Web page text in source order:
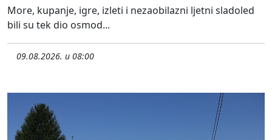
More, kupanje, igre, izleti i nezaobilazni ljetni sladoled
bili su tek dio osmod...
09.08.2026. u 08:00